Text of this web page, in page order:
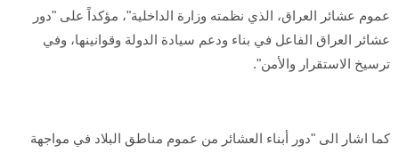
عموم عشائر العراق، الذي نظمته وزارة الداخلية"، مؤكداً على "دور
عشائر العراق الفاعل في بناء ودعم سيادة الدولة وقوانينها، وفي
ترسيخ الاستقرار والأمن".
كما اشار الى "دور أبناء العشائر من عموم مناطق البلاد في مواجهة